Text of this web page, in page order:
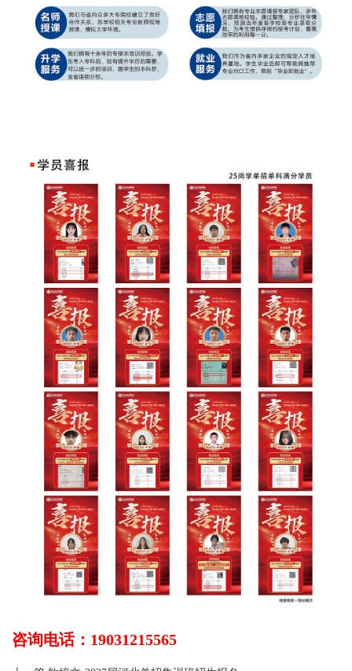
咨询电话：19031215565